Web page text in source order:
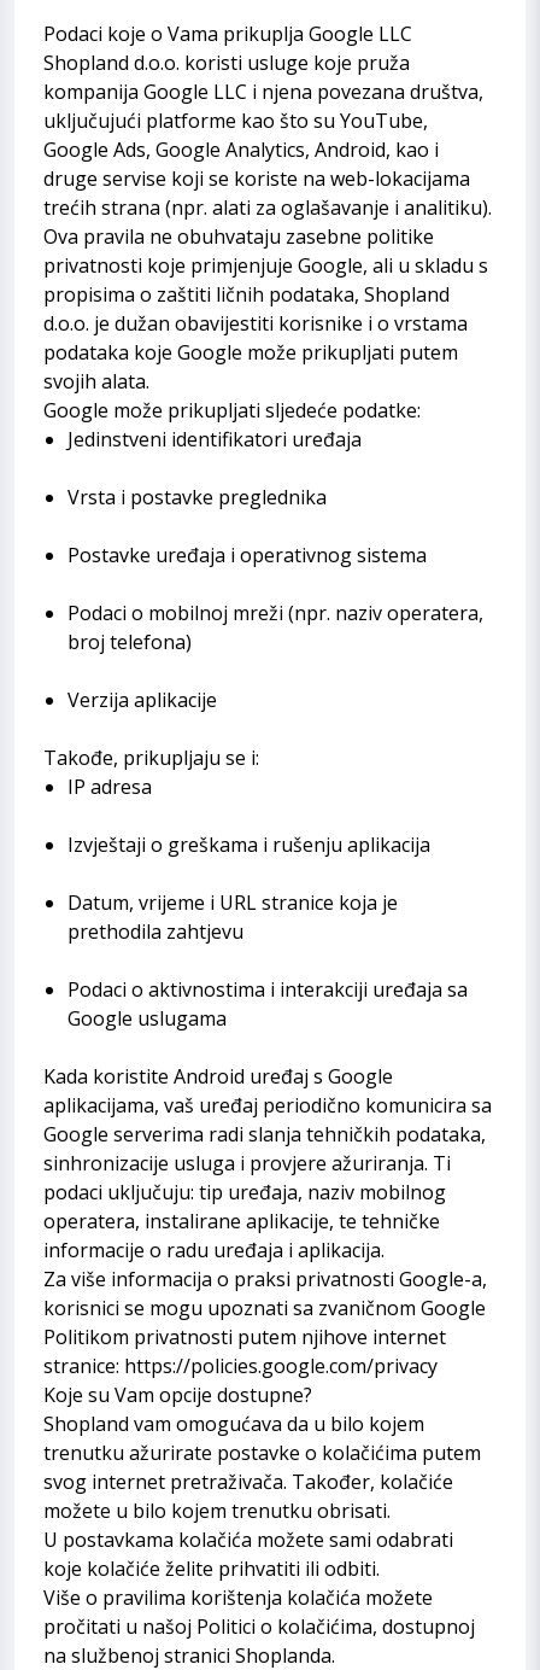
Podaci koje o Vama prikuplja Google LLC
Shopland d.o.o. koristi usluge koje pruža
kompanija Google LLC i njena povezana društva,
uključujući platforme kao što su YouTube,
Google Ads, Google Analytics, Android, kao i
druge servise koji se koriste na web-lokacijama
trećih strana (npr. alati za oglašavanje i analitiku).
Ova pravila ne obuhvataju zasebne politike
privatnosti koje primjenjuje Google, ali u skladu s
propisima o zaštiti ličnih podataka, Shopland
d.o.o. je dužan obavijestiti korisnike i o vrstama
podataka koje Google može prikupljati putem
svojih alata.
Google može prikupljati sljedeće podatke:
Jedinstveni identifikatori uređaja
Vrsta i postavke preglednika
Postavke uređaja i operativnog sistema
Podaci o mobilnoj mreži (npr. naziv operatera,
broj telefona)
Verzija aplikacije
Takođe, prikupljaju se i:
IP adresa
Izvještaji o greškama i rušenju aplikacija
Datum, vrijeme i URL stranice koja je
prethodila zahtjevu
Podaci o aktivnostima i interakciji uređaja sa
Google uslugama
Kada koristite Android uređaj s Google
aplikacijama, vaš uređaj periodično komunicira sa
Google serverima radi slanja tehničkih podataka,
sinhronizacije usluga i provjere ažuriranja. Ti
podaci uključuju: tip uređaja, naziv mobilnog
operatera, instalirane aplikacije, te tehničke
informacije o radu uređaja i aplikacija.
Za više informacija o praksi privatnosti Google-a,
korisnici se mogu upoznati sa zvaničnom Google
Politikom privatnosti putem njihove internet
stranice: https://policies.google.com/privacy
Koje su Vam opcije dostupne?
Shopland vam omogućava da u bilo kojem
trenutku ažurirate postavke o kolačićima putem
svog internet pretraživača. Također, kolačiće
možete u bilo kojem trenutku obrisati.
U postavkama kolačića možete sami odabrati
koje kolačiće želite prihvatiti ili odbiti.
Više o pravilima korištenja kolačića možete
pročitati u našoj Politici o kolačićima, dostupnoj
na službenoj stranici Shoplanda.